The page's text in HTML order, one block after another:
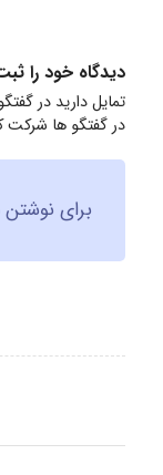
دیدگاه خود را
تمایل دارید در
در گفتگو ها شرکت
برای نوشتن